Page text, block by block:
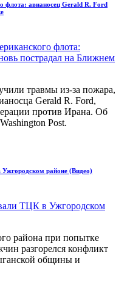
флота: авианосец Gerald R. Ford
травмы из-за пожара,
Gerald R. Ford,
против Ирана. Об
Post.
районе (Видео)
района при попытке
разгорелся конфликт
общины и